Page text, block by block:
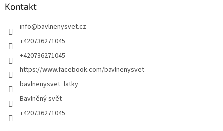
Kontakt
info@bavlnenysvet.cz
+420736271045
+420736271045
https://www.facebook.com/bavlnenysvet
bavlnenysvet_latky
Bavlněný svět
+420736271045